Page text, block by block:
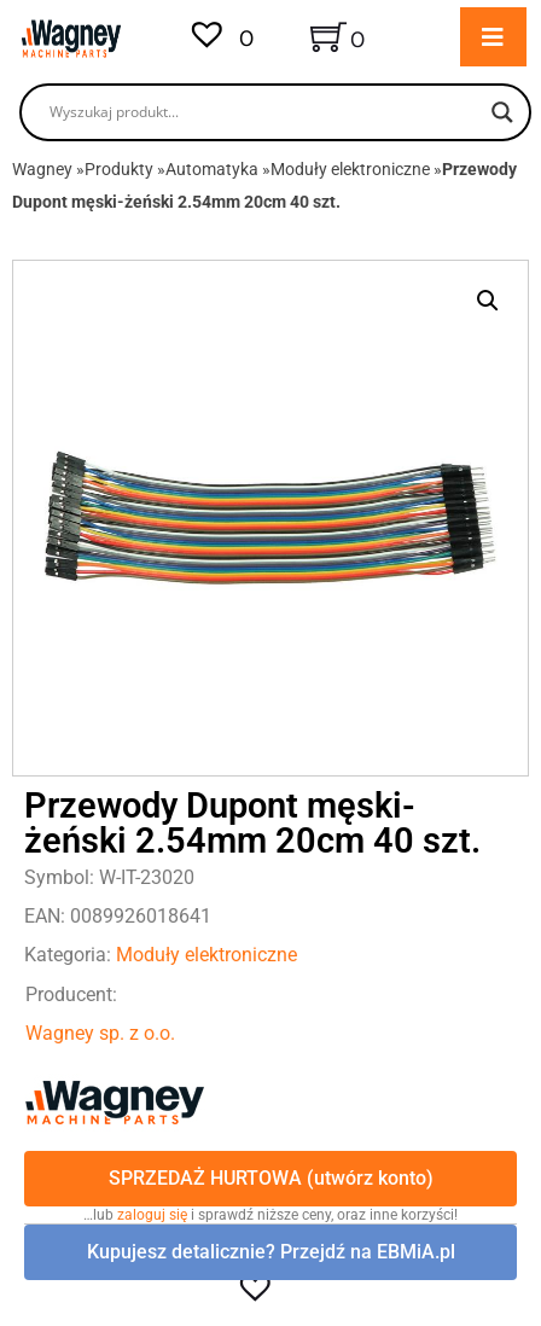
0 0
Wagney »Produkty »Automatyka »Moduły elektroniczne »Przewody
Dupont męski-żeński 2.54mm 20cm 40 szt.
Przewody Dupont męski-
żeński 2.54mm 20cm 40 szt.
Symbol: W-IT-23020
EAN: 0089926018641
Kategoria: Moduły elektroniczne
Producent:
Wagney sp. z o.o.
SPRZEDAŻ HURTOWA (utwórz konto)
…lub zaloguj się i sprawdź niższe ceny, oraz inne korzyści!
Kupujesz detalicznie? Przejdź na EBMiA.pl